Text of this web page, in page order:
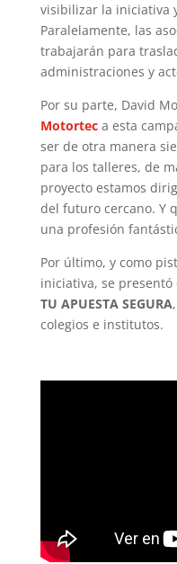
visibilizar la iniciativa
Paralelamente, las
trabajarán para
administraciones y
Por su parte, David
Motortec a esta
ser de otra manera
para los talleres, de
proyecto estamos
del futuro cercano. Y
una profesión
Por último, y como
iniciativa, se presentó
TU APUESTA SEGURA
colegios e institutos.